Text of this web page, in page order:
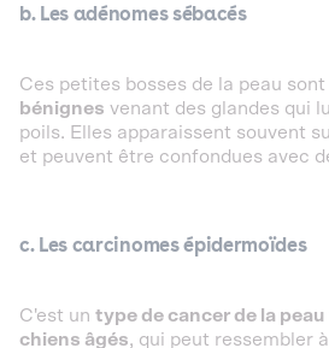
b. Les adénomes sébacés
Ces petites bosses de la peau sont
bénignes venant des glandes qui
poils. Elles apparaissent souvent
et peuvent être confondues avec
c. Les carcinomes épidermoïdes
C'est un type de cancer de la peau
chiens âgés, qui peut ressembler